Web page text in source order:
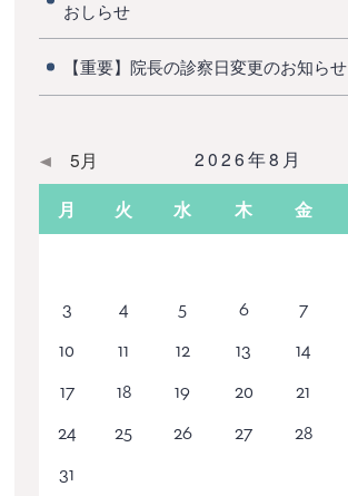
おしらせ
【重要】院長の診察日変更のお知らせ
2026年8月
月 火 水 木 金
5月
3
4 5 6 7
10
11 12 13 14
17
18 19 20 21
24
25 26 27 28
31